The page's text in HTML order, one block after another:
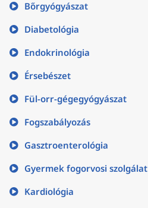
Bőrgyógyászat
Diabetológia
Endokrinológia
Érsebészet
Fül-orr-gégegyógyászat
Fogszabályozás
Gasztroenterológia
Gyermek fogorvosi szolgálat
Kardiológia